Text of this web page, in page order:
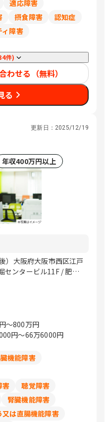
適応障害
摂食障害
認知症
ィ障害
件)
わせる（無料）
る
更新日： 2025/12/19
年収400万円以上
）大阪府大阪市西区江戸
センタービル11F / 肥後
〜800万円
円〜66万6000円
機能障害
害
聴覚障害
腎臓機能障害
又は直腸機能障害